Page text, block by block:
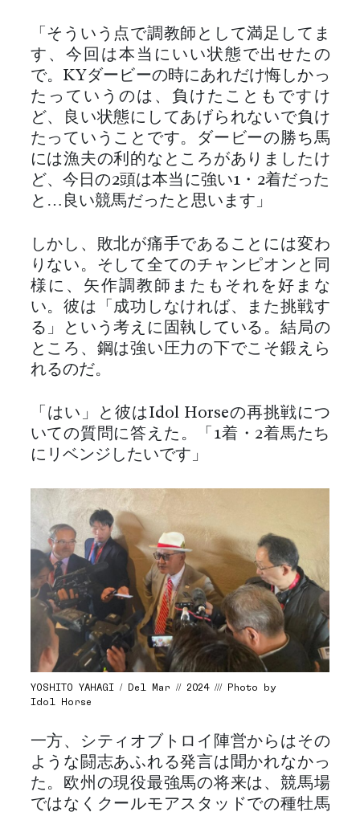
「そういう点で調教師として満足してま
す、今回は本当にいい状態で出せたの
で。KYダービーの時にあれだけ悔しかっ
たっていうのは、負けたこともですけ
ど、良い状態にしてあげられないで負け
たっていうことです。ダービーの勝ち馬
には漁夫の利的なところがありましたけ
ど、今日の2頭は本当に強い1・2着だった
と…良い競馬だったと思います」
しかし、敗北が痛手であることには変わ
りない。そして全てのチャンピオンと同
様に、矢作調教師またもそれを好まな
い。彼は「成功しなければ、また挑戦す
る」という考えに固執している。結局の
ところ、鋼は強い圧力の下でこそ鍛えら
れるのだ。
「はい」と彼はIdol Horseの再挑戦につ
いての質問に答えた。「1着・2着馬たち
にリベンジしたいです」
YOSHITO YAHAGI / Del Mar // 2024 /// Photo by
Idol Horse
一方、シティオブトロイ陣営からはその
ような闘志あふれる発言は聞かれなかっ
た。欧州の現役最強馬の将来は、競馬場
ではなくクールモアスタッドでの種牡馬